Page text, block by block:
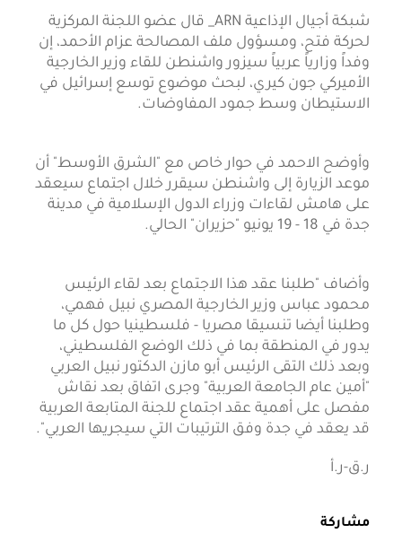
شبكة أجيال الإذاعية ARN_ قال عضو اللجنة المركزية
لحركة فتح، ومسؤول ملف المصالحة عزام الأحمد، إن
وفداً وزارياً عربياً سيزور واشنطن للقاء وزير الخارجية
الأميركي جون كيري، لبحث موضوع توسع إسرائيل في
الاستيطان وسط جمود المفاوضات.
وأوضح الاحمد في حوار خاص مع "الشرق الأوسط" أن
موعد الزيارة إلى واشنطن سيقرر خلال اجتماع سيعقد
على هامش لقاءات وزراء الدول الإسلامية في مدينة
جدة في 18 - 19 يونيو "حزيران" الحالي.
وأضاف "طلبنا عقد هذا الاجتماع بعد لقاء الرئيس
محمود عباس وزير الخارجية المصري نبيل فهمي،
وطلبنا أيضا تنسيقا مصريا - فلسطينيا حول كل ما
يدور في المنطقة بما في ذلك الوضع الفلسطيني،
وبعد ذلك التقى الرئيس أبو مازن الدكتور نبيل العربي
"أمين عام الجامعة العربية" وجرى اتفاق بعد نقاش
مفصل على أهمية عقد اجتماع للجنة المتابعة العربية
قد يعقد في جدة وفق الترتيبات التي سيجريها العربي".
ر.ق-ر.أ
مشاركة